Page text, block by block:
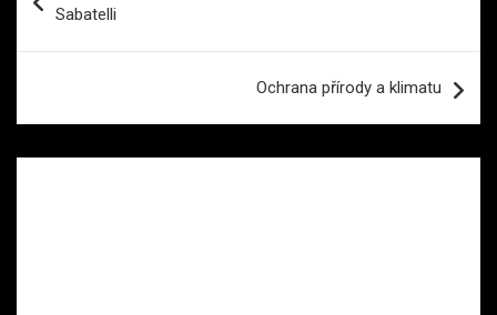
Sabatelli
Ochrana přírody a klimatu